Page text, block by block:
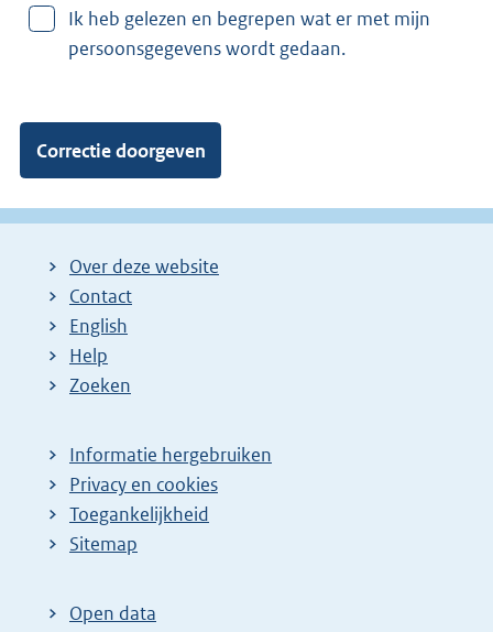
n
Ik heb gelezen en begrepen wat er met mijn
persoonsgegevens wordt gedaan.
Over deze website
Contact
English
Help
Zoeken
Informatie hergebruiken
Privacy en cookies
Toegankelijkheid
Sitemap
Open data